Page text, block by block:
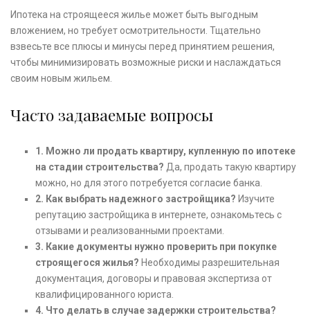
Ипотека на строящееся жилье может быть выгодным
вложением, но требует осмотрительности. Тщательно
взвесьте все плюсы и минусы перед принятием решения,
чтобы минимизировать возможные риски и наслаждаться
своим новым жильем.
Часто задаваемые вопросы
1. Можно ли продать квартиру, купленную по ипотеке
на стадии строительства? Да, продать такую квартиру
можно, но для этого потребуется согласие банка.
2. Как выбрать надежного застройщика? Изучите
репутацию застройщика в интернете, ознакомьтесь с
отзывами и реализованными проектами.
3. Какие документы нужно проверить при покупке
строящегося жилья? Необходимы разрешительная
документация, договоры и правовая экспертиза от
квалифицированного юриста.
4. Что делать в случае задержки строительства?